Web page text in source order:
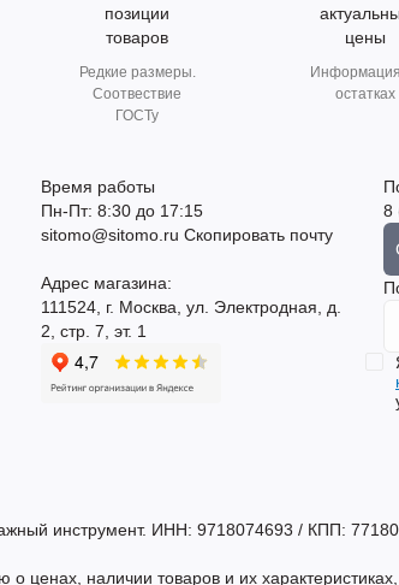
позиции
товаров
Редкие размеры.
Соотвествие
ГОСТу
цены
остатках
Время работы
Пн-Пт: 8:30 до 17:15
sitomo@sitomo.ru Скопировать почту
Адрес магазина:
111524, г. Москва, ул. Электродная, д.
2, стр. 7, эт. 1
8
инструмент. ИНН: 9718074693 / КПП:
наличии товаров и их